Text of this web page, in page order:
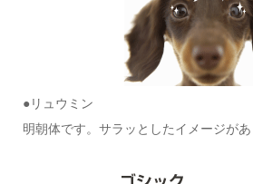
●リュウミン
明朝体です。サラッとしたイメージがあ